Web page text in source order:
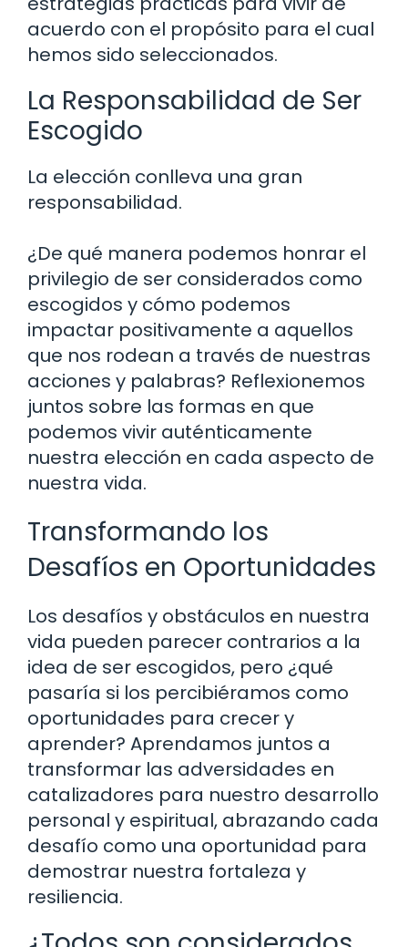
acuerdo con el propósito para el cual
hemos sido seleccionados.
La Responsabilidad de Ser
Escogido
La elección conlleva una gran
responsabilidad.
¿De qué manera podemos honrar el
privilegio de ser considerados como
escogidos y cómo podemos
impactar positivamente a aquellos
que nos rodean a través de nuestras
acciones y palabras? Reflexionemos
juntos sobre las formas en que
podemos vivir auténticamente
nuestra elección en cada aspecto de
nuestra vida.
Transformando los
Desafíos en Oportunidades
Los desafíos y obstáculos en nuestra
vida pueden parecer contrarios a la
idea de ser escogidos, pero ¿qué
pasaría si los percibiéramos como
oportunidades para crecer y
aprender? Aprendamos juntos a
transformar las adversidades en
catalizadores para nuestro desarrollo
personal y espiritual, abrazando cada
desafío como una oportunidad para
demostrar nuestra fortaleza y
resiliencia.